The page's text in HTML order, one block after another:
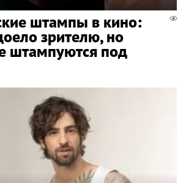
штампы в кино:
зрителю, но
штампуются под